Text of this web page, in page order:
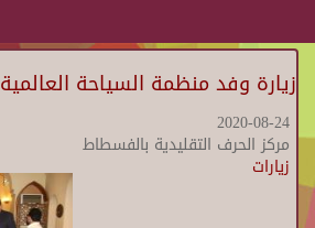
زيارة وفد منظمة السياحة العالمية
2020-08-24
مركز الحرف التقليدية بالفسطاط
زيارات